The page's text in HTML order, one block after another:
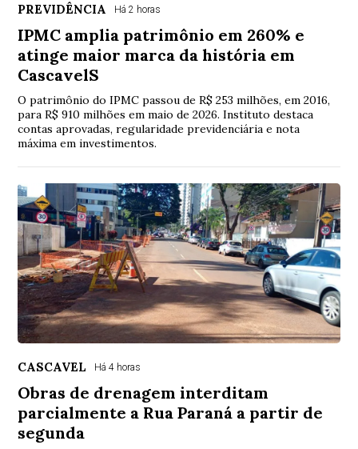
PREVIDÊNCIA Há 2 horas
IPMC amplia patrimônio em 260% e
atinge maior marca da história em
CascavelS
O patrimônio do IPMC passou de R$ 253 milhões, em 2016,
para R$ 910 milhões em maio de 2026. Instituto destaca
contas aprovadas, regularidade previdenciária e nota
máxima em investimentos.
CASCAVEL Há 4 horas
Obras de drenagem interditam
parcialmente a Rua Paraná a partir de
segunda